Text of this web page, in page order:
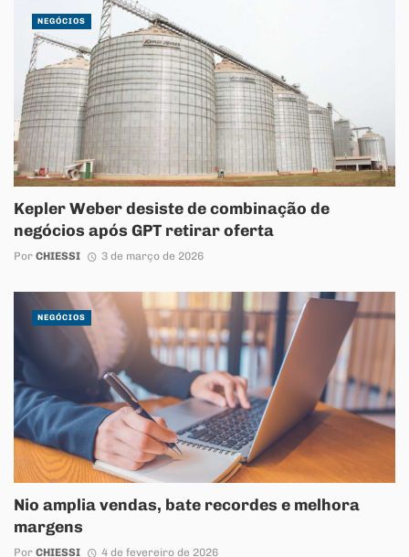
Kepler Weber desiste de combinação de
negócios após GPT retirar oferta
Por CHIESSI 3 de março de 2026
NEGÓCIOS
Nio amplia vendas, bate recordes e melhora
margens
Por CHIESSI 4 de fevereiro de 2026
NEGÓCIOS